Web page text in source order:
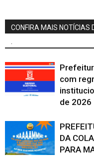
CONFIRA MAIS NOTÍCIAS
com
de 2026
DA
PARA